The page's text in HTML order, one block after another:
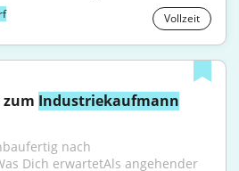
Vollzeit
Industriekaufmann
nach